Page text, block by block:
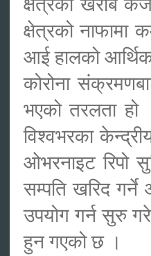
क्षेत्रको नाफामा
आई हालको
कोरोना
भएको तरलता हो
विश्वभरका
ओभरनाइट रिपो
सम्पति खरिद
उपयोग गर्न सुरु
हुन गएको छ ।